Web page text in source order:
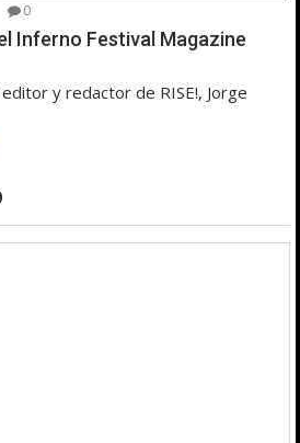
0
Inferno Festival Magazine
y redactor de RISE!, Jorge